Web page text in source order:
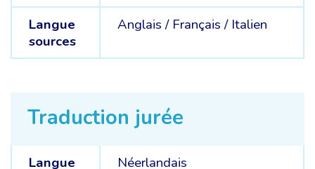
Langue
sources
Anglais / Français / Italien
Traduction jurée
Langue
Néerlandais